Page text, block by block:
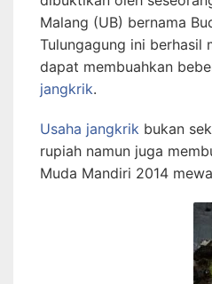
Malang (UB) bernama
Tulungagung ini berhasil
dapat membuahkan
jangkrik.
Usaha jangkrik bukan
rupiah namun juga
Muda Mandiri 2014